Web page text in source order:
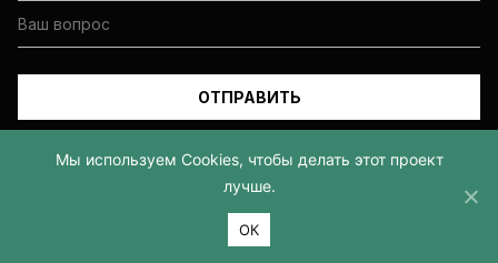
Мы используем Cookies, чтобы делать этот проект
лучше.
ОК